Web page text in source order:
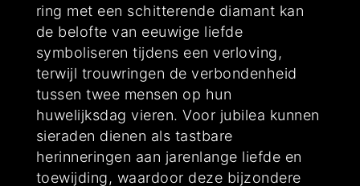
ring met een schitterende diamant kan
de belofte van eeuwige liefde
symboliseren tijdens een verloving,
terwijl trouwringen de verbondenheid
tussen twee mensen op hun
huwelijksdag vieren. Voor jubilea kunnen
sieraden dienen als tastbare
herinneringen aan jarenlange liefde en
toewijding, waardoor deze bijzondere